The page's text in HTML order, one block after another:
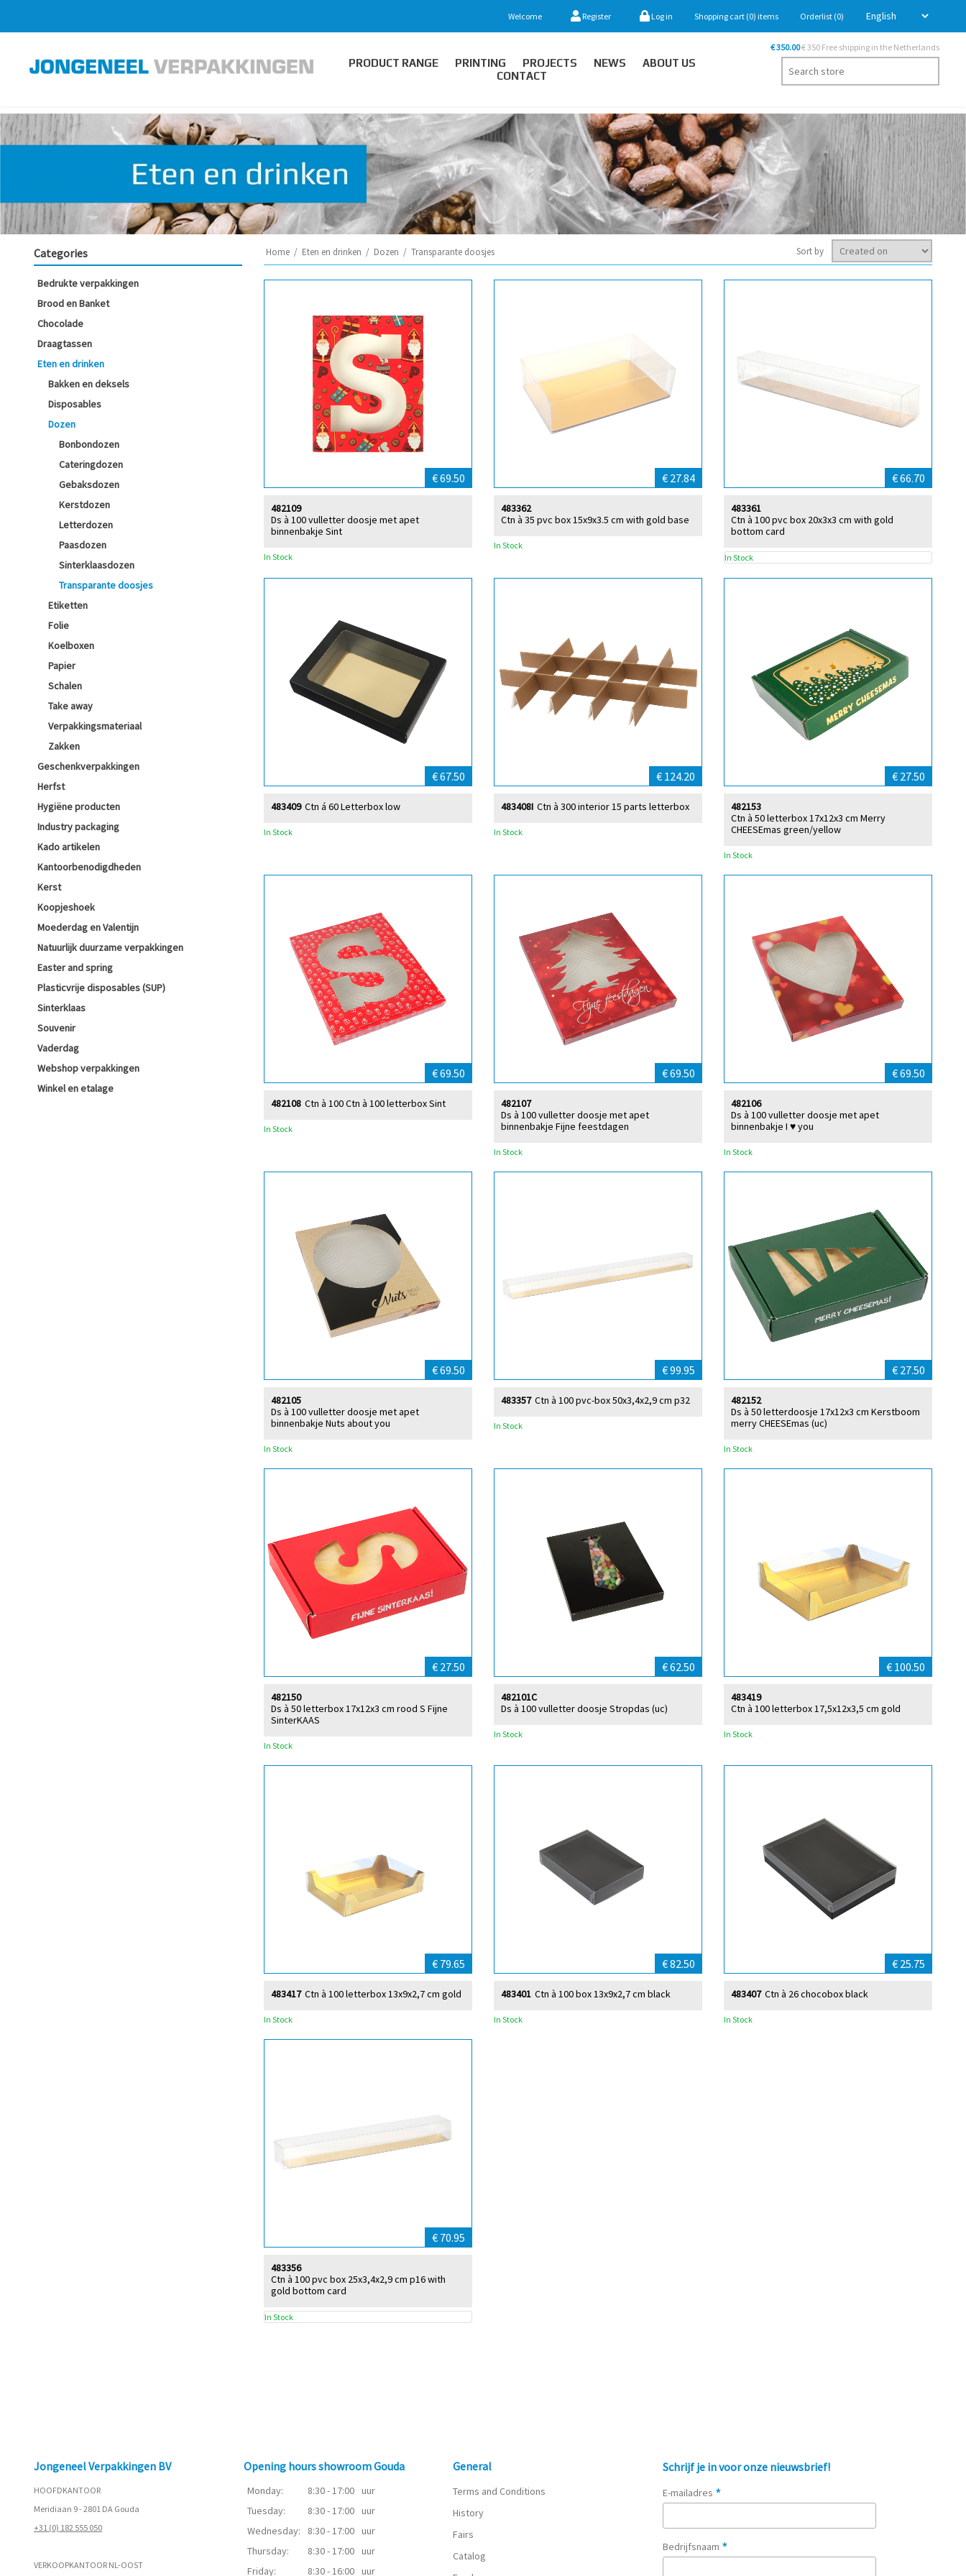
Welcome Register Log in Shopping cart (0) items Orderlist (0)
PRODUCT RANGE PRINTING PROJECTS NEWS
ABOUT US
CONTACT
€ 350.00€ 350 Free shipping in the Netherlands
Categories
Bedrukte verpakkingen
Brood en Banket
Chocolade
Draagtassen
Eten en drinken
Bakken en deksels
Disposables
Dozen
Bonbondozen
Cateringdozen
Gebaksdozen
Kerstdozen
Letterdozen
Paasdozen
Sinterklaasdozen
Transparante doosjes
Etiketten
Folie
Koelboxen
Papier
Schalen
Take away
Verpakkingsmateriaal
Zakken
Geschenkverpakkingen
Herfst
Hygiëne producten
Industry packaging
Kado artikelen
Kantoorbenodigdheden
Kerst
Koopjeshoek
Moederdag en Valentijn
Natuurlijk duurzame verpakkingen
Easter and spring
Plasticvrije disposables (SUP)
Sinterklaas
Souvenir
Vaderdag
Webshop verpakkingen
Winkel en etalage
Home / Eten en drinken / Dozen / Transparante doosjes Sort by
€ 69.50
Ds à 100 vulletter doosje met apet
binnenbakje Sint
482109
In Stock
€ 27.84
Ctn à 35 pvc box 15x9x3.5 cm with gold base
483362
In Stock
€ 66.70
Ctn à 100 pvc box 20x3x3 cm with gold
bottom card
483361
In Stock
€ 67.50
Ctn á 60 Letterbox low
483409
In Stock
€ 124.20
Ctn à 300 interior 15 parts letterbox
483408I
In Stock
€ 27.50
Ctn à 50 letterbox 17x12x3 cm Merry
CHEESEmas green/yellow
482153
In Stock
€ 69.50
Ctn à 100 Ctn à 100 letterbox Sint
482108
In Stock
€ 69.50
Ds à 100 vulletter doosje met apet
binnenbakje Fijne feestdagen
482107
In Stock
€ 69.50
Ds à 100 vulletter doosje met apet
binnenbakje I ♥ you
482106
In Stock
€ 69.50
Ds à 100 vulletter doosje met apet
binnenbakje Nuts about you
482105
In Stock
€ 99.95
Ctn à 100 pvc-box 50x3,4x2,9 cm p32
483357
In Stock
€ 27.50
Ds à 50 letterdoosje 17x12x3 cm Kerstboom
merry CHEESEmas (uc)
482152
In Stock
€ 27.50
Ds à 50 letterbox 17x12x3 cm rood S Fijne
SinterKAAS
482150
In Stock
€ 62.50
Ds à 100 vulletter doosje Stropdas (uc)
482101C
In Stock
€ 100.50
Ctn à 100 letterbox 17,5x12x3,5 cm gold
483419
In Stock
€ 79.65
Ctn à 100 letterbox 13x9x2,7 cm gold
483417
In Stock
€ 82.50
Ctn à 100 box 13x9x2,7 cm black
483401
In Stock
€ 25.75
Ctn à 26 chocobox black
483407
In Stock
€ 70.95
Ctn à 100 pvc box 25x3,4x2,9 cm p16 with
gold bottom card
483356
In Stock
Jongeneel Verpakkingen BV
HOOFDKANTOOR
Meridiaan 9 - 2801 DA Gouda
+31 (0) 182 555 050
VERKOOPKANTOOR NL-OOST
Opening hours showroom Gouda
Monday: 8:30 - 17:00 uur
Tuesday:
8:30 - 17:00 uur
Wednesday:
8:30 - 17:00 uur
Thursday:
8:30 - 17:00 uur
Friday:
8:30 - 16:00 uur
General
Terms and Conditions
History
Fairs
Catalog
Schrijf je in voor onze nieuwsbrief!
E-mailadres *
Bedrijfsnaam *